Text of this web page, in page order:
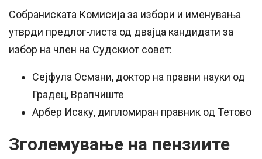
Собраниската Комисија за избори и именувања
утврди предлог-листа од двајца кандидати за
избор на член на Судскиот совет:
Сејфула Османи, доктор на правни науки од
Градец, Врапчиште
Арбер Исаку, дипломиран правник од Тетово
Зголемување на пензиите